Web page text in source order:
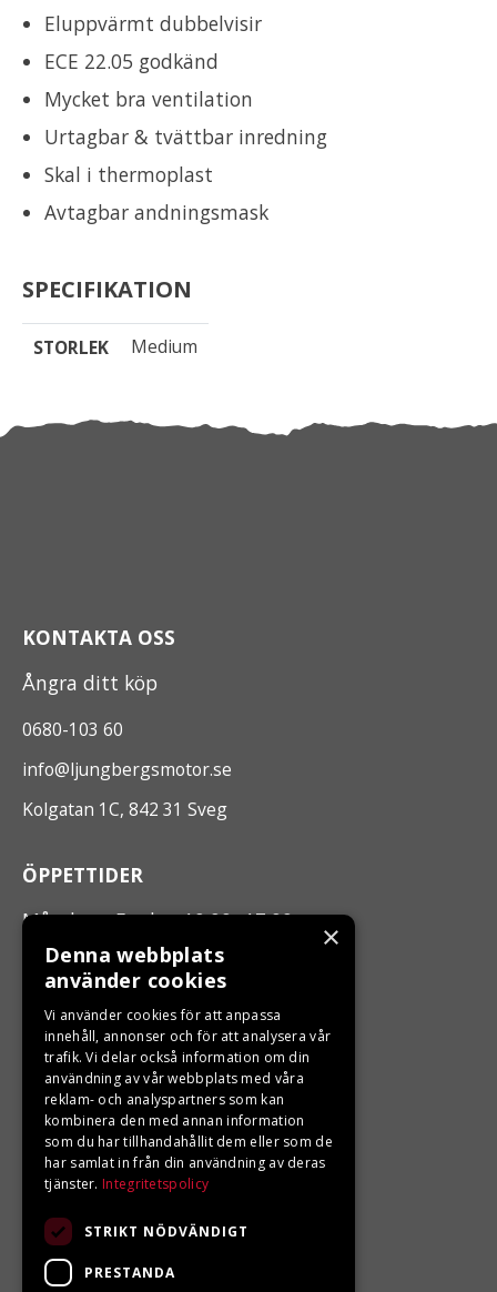
Eluppvärmt dubbelvisir
ECE 22.05 godkänd
Mycket bra ventilation
Urtagbar & tvättbar inredning
Skal i thermoplast
Avtagbar andningsmask
SPECIFIKATION
STORLEK Medium
KONTAKTA OSS
Ångra ditt köp
0680-103 60
info@ljungbergsmotor.se
Kolgatan 1C, 842 31 Sveg
ÖPPETTIDER
Måndag - Fredag 10.00 -17.00
LJUNGBERGS MOTOR
Din BRP återförsäljare i Sveg!
×
Denna webbplats
använder cookies
Vi använder cookies för att anpassa
innehåll, annonser och för att analysera vår
trafik. Vi delar också information om din
användning av vår webbplats med våra
reklam- och analyspartners som kan
kombinera den med annan information
som du har tillhandahållit dem eller som de
har samlat in från din användning av deras
tjänster. Integritetspolicy
STRIKT NÖDVÄNDIGT
PRESTANDA